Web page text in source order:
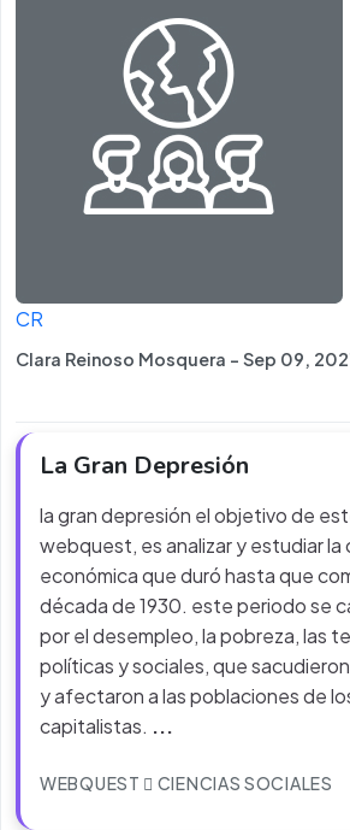
CR
Clara Reinoso Mosquera - Sep 09,
La Gran Depresión
la gran depresión el objetivo de
webquest, es analizar y estudiar la
económica que duró hasta que
década de 1930. este periodo se
por el desempleo, la pobreza, las
políticas y sociales, que
y afectaron a las poblaciones de
capitalistas. ...
WEBQUEST CIENCIAS SOCIALES